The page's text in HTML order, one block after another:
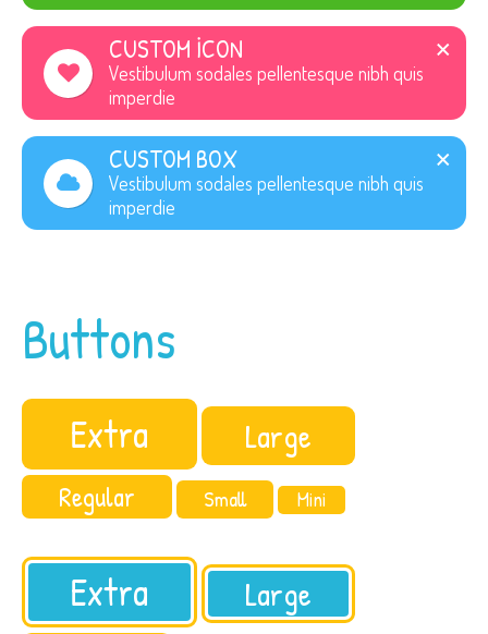
CUSTOM ICON
Vestibulum sodales pellentesque nibh quis
imperdie
CUSTOM BOX
Vestibulum sodales pellentesque nibh quis
imperdie
Buttons
Extra Large
Regular Small Mini
Extra Large